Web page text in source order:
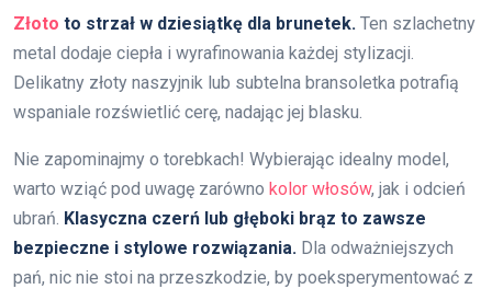
Złoto to strzał w dziesiątkę dla brunetek. Ten szlachetny
metal dodaje ciepła i wyrafinowania każdej stylizacji.
Delikatny złoty naszyjnik lub subtelna bransoletka potrafią
wspaniale rozświetlić cerę, nadając jej blasku.
Nie zapominajmy o torebkach! Wybierając idealny model,
warto wziąć pod uwagę zarówno kolor włosów, jak i odcień
ubrań. Klasyczna czerń lub głęboki brąz to zawsze
bezpieczne i stylowe rozwiązania. Dla odważniejszych
pań, nic nie stoi na przeszkodzie, by poeksperymentować z